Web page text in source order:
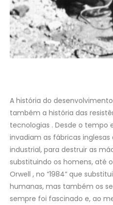
A história do
também a história das
tecnologias . Desde o tempo
invadiam as fábricas
industrial, para destruir as
substituindo os homens, até o
Orwell , no “1984“ que
humanas, mas também os
sempre foi fascinado e, ao